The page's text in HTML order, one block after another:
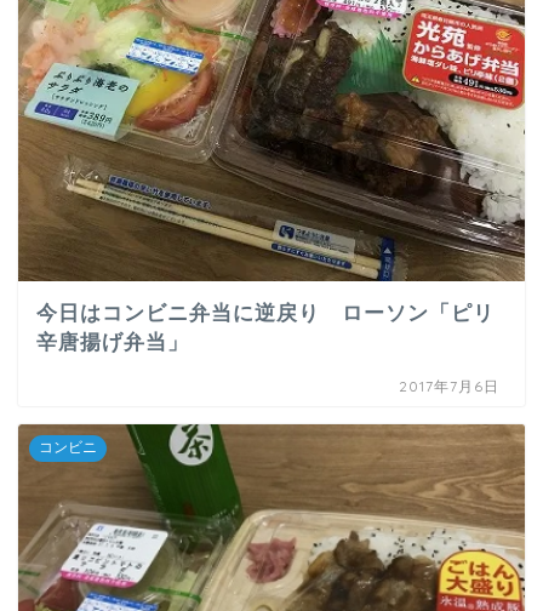
今日はコンビニ弁当に逆戻り ローソン「ピリ
辛唐揚げ弁当」
2017年7月6日
コンビニ